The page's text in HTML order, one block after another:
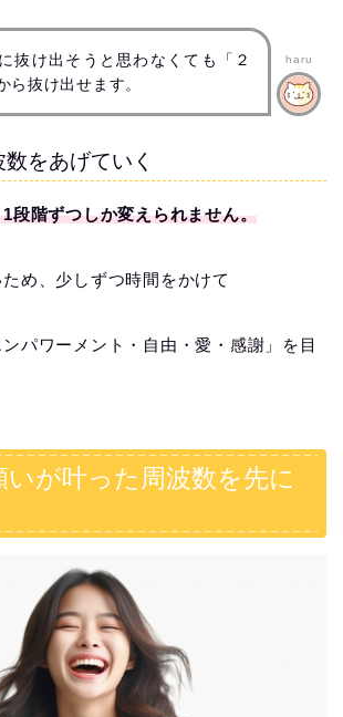
抜け出そうと思わなくても「２
ら抜け出せます。
haru
をあげていく
段階ずつしか変えられません。
め、少しずつ時間をかけて
ンパワーメント・自由・愛・感謝」を目
いが叶った周波数を先に